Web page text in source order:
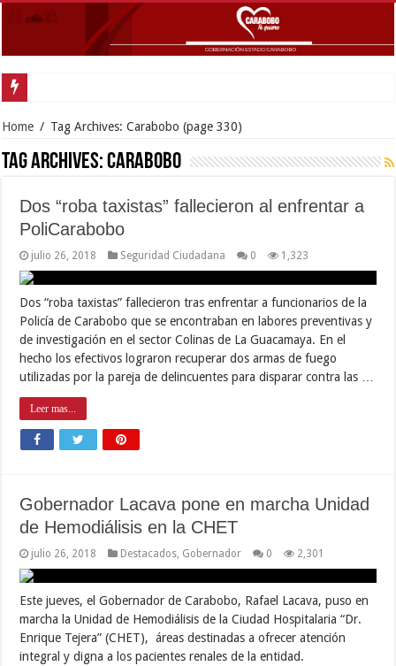
Home / Tag Archives: Carabobo (page 330)
Tag Archives:Carabobo
Dos “roba taxistas” fallecieron al enfrentar a
PoliCarabobo
julio 26, 2018 Seguridad Ciudadana 0 1,323
Dos “roba taxistas” fallecieron tras enfrentar a funcionarios de la
Policía de Carabobo que se encontraban en labores preventivas y
de investigación en el sector Colinas de La Guacamaya. En el
hecho los efectivos lograron recuperar dos armas de fuego
utilizadas por la pareja de delincuentes para disparar contra las …
Leer mas...
Gobernador Lacava pone en marcha Unidad
de Hemodiálisis en la CHET
julio 26, 2018 Destacados Gobernador 0 2,301
Este jueves, el Gobernador de Carabobo, Rafael Lacava, puso en
marcha la Unidad de Hemodiálisis de la Ciudad Hospitalaria “Dr.
Enrique Tejera” (CHET), áreas destinadas a ofrecer atención
integral y digna a los pacientes renales de la entidad.